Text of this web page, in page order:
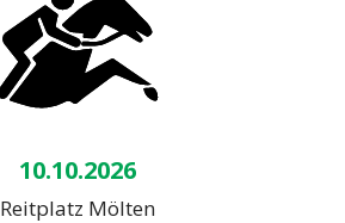
10.10.2026
Reitplatz Mölten